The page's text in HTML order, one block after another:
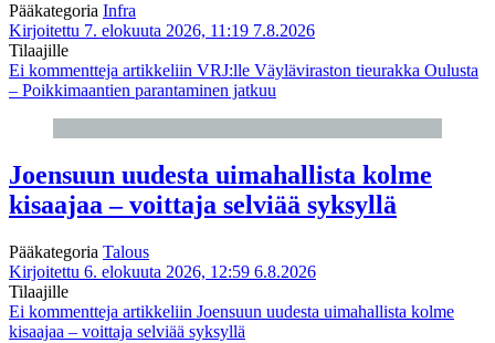
Pääkategoria Infra
Kirjoitettu 7. elokuuta 2026, 11:19 7.8.2026
Tilaajille
Ei kommentteja artikkeliin VRJ:lle Väyläviraston tieurakka Oulusta
– Poikkimaantien parantaminen jatkuu
Joensuun uudesta uimahallista kolme
kisaajaa – voittaja selviää syksyllä
Pääkategoria Talous
Kirjoitettu 6. elokuuta 2026, 12:59 6.8.2026
Tilaajille
Ei kommentteja artikkeliin Joensuun uudesta uimahallista kolme
kisaajaa – voittaja selviää syksyllä